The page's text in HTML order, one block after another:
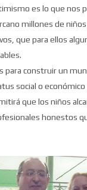
es lo que nos
millones de
que para ellos
para construir un
social o económico
que los niños
honestos